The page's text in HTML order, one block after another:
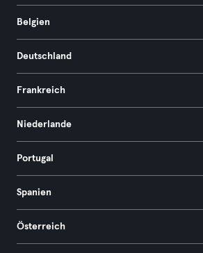
Belgien
Deutschland
Frankreich
Niederlande
Portugal
Spanien
Österreich